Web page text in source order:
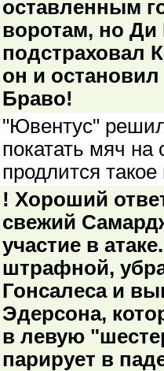
оставленным
воротам, но Ди
подстраховал
он и
Браво!
"Ювентус" решил
покатать мяч на
продлится
! Хороший
свежий
участие в
штрафной,
Гонсалеса и
Эдерсона,
в левую
парирует в